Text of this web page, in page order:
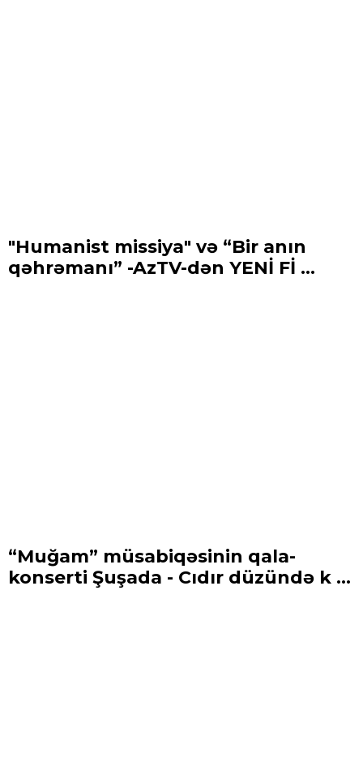
"Humanist missiya" və “Bir anın
qəhrəmanı” -AzTV-dən YENİ Fİ ...
“Muğam” müsabiqəsinin qala-
konserti Şuşada - Cıdır düzündə k ...